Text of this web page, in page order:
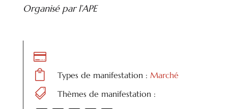
Organisé par l’APE


Types de manifestation : Marché
 Thèmes de manifestation :